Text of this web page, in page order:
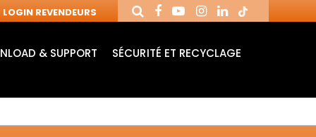
LOGIN REVENDEURS
& SUPPORT SÉCURITÉ ET RECYCLAGE